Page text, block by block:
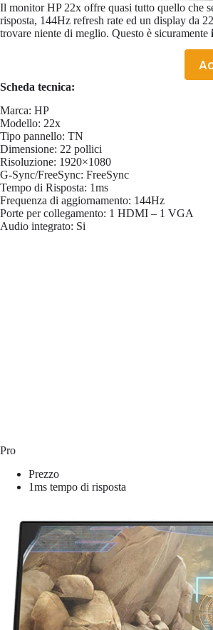
Il monitor HP 22x offre quasi tutto quello che
risposta, 144Hz refresh rate ed un display da
trovare niente di meglio. Questo è sicuramente
Scheda tecnica:
Marca: HP
Modello: 22x
Tipo pannello: TN
Dimensione: 22 pollici
Risoluzione: 1920×1080
G-Sync/FreeSync: FreeSync
Tempo di Risposta: 1ms
Frequenza di aggiornamento: 144Hz
Porte per collegamento: 1 HDMI – 1 VGA
Audio integrato: Si
Pro
Prezzo
1ms tempo di risposta